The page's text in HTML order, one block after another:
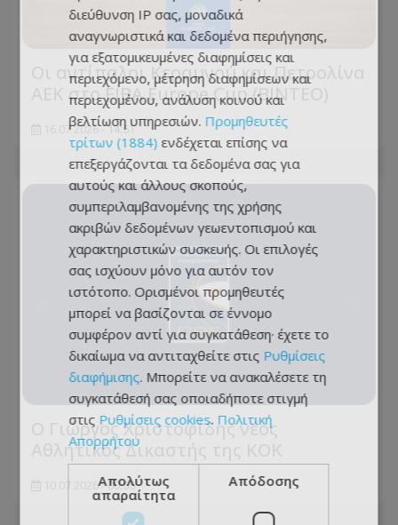
Οι αντίπαλοι Κεραυνού και Πετρολίνα
ΑΕΚ στο FIBA Europe Cup (ΒΙΝΤΕΟ)
16.07.2026 - 14:51
Ο Γιώργος Χριστοφίδης νέος
Αθλητικός Δικαστής της ΚΟΚ
10.07.2026 - 00:55
διεύθυνση IP σας, μοναδικά
αναγνωριστικά και δεδομένα περιήγησης,
για εξατομικευμένες διαφημίσεις και
περιεχόμενο, μέτρηση διαφημίσεων και
περιεχομένου, ανάλυση κοινού και
βελτίωση υπηρεσιών. Προμηθευτές
τρίτων (1884) ενδέχεται επίσης να
επεξεργάζονται τα δεδομένα σας για
αυτούς και άλλους σκοπούς,
συμπεριλαμβανομένης της χρήσης
ακριβών δεδομένων γεωεντοπισμού και
χαρακτηριστικών συσκευής. Οι επιλογές
σας ισχύουν μόνο για αυτόν τον
ιστότοπο. Ορισμένοι προμηθευτές
μπορεί να βασίζονται σε έννομο
συμφέρον αντί για συγκατάθεση· έχετε το
δικαίωμα να αντιταχθείτε στις Ρυθμίσεις
διαφήμισης. Μπορείτε να ανακαλέσετε τη
συγκατάθεσή σας οποιαδήποτε στιγμή
στις Ρυθμίσεις cookies. Πολιτική
Απορρήτου
Απολύτως
απαραίτητα
Απόδοσης